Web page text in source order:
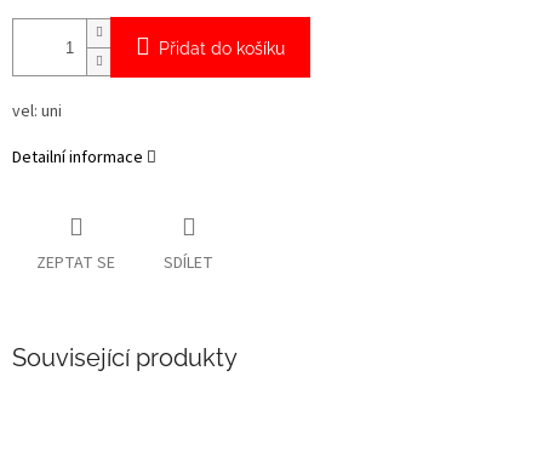
Přidat do košíku
vel: uni
Detailní informace
ZEPTAT SE SDÍLET
Související produkty